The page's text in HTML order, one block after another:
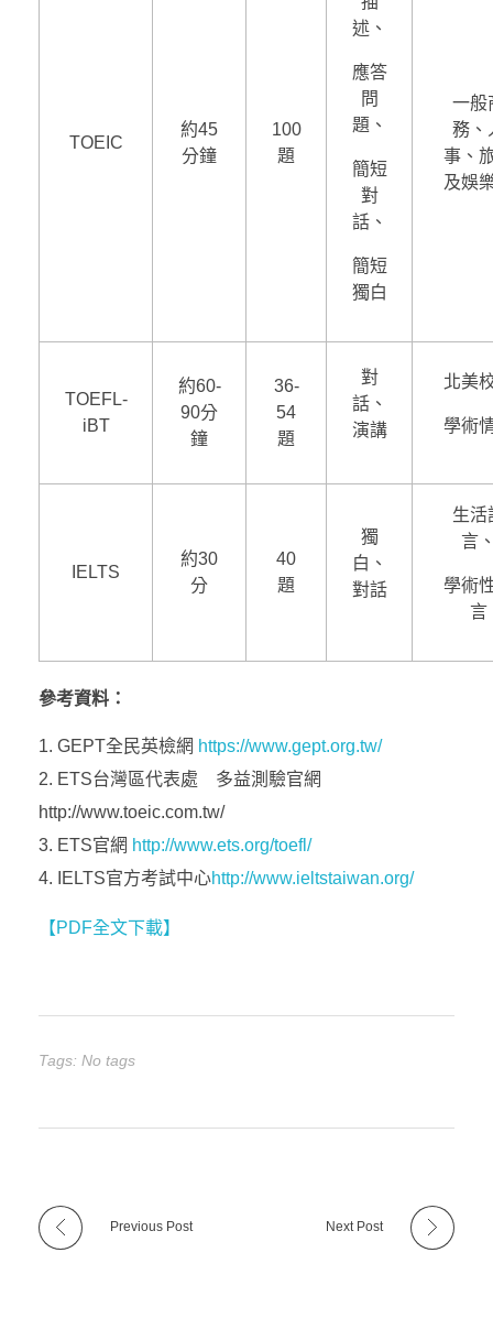
TOEIC
約45
分鐘
100
題
述、
應答
問
題、
簡短
對
話、
簡短
獨白
一般
務、
事、
及娛
TOEFL-
iBT
約60-
90分
鐘
36-
54
題
對
話、
演講
北美
學術
IELTS
約30
分
40
題
獨
白、
對話
生活
言
學術
言
參考資料：
GEPT全民英檢網 https://www.gept.org.tw/
ETS台灣區代表處 多益測驗官網
http://www.toeic.com.tw/
ETS官網 http://www.ets.org/toefl/
IELTS官方考試中心http://www.ieltstaiwan.org/
【PDF全文下載】
Tags: No tags
Previous Post Next Post